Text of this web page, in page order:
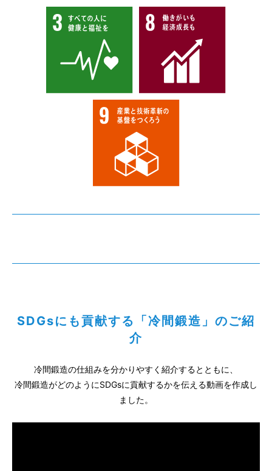
SDGsにも貢献する「冷間鍛造」のご紹
介
冷間鍛造の仕組みを分かりやすく紹介するとともに、
冷間鍛造がどのようにSDGsに貢献するかを伝える動画を作成し
ました。